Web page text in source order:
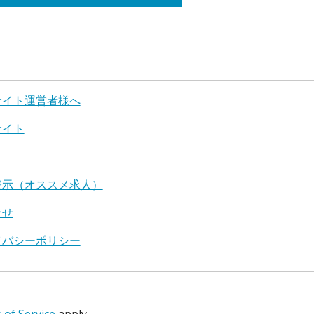
ト運営者様へ
ト
（オススメ求人）
シーポリシー